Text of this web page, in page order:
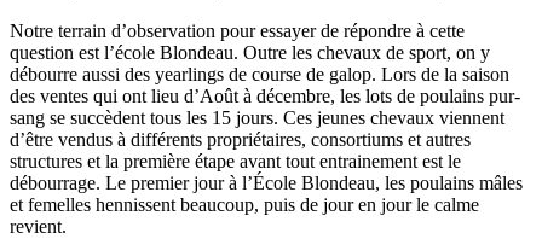
Notre terrain d’observation pour essayer de répondre à cette
question est l’école Blondeau. Outre les chevaux de sport, on y
débourre aussi des yearlings de course de galop. Lors de la saison
des ventes qui ont lieu d’Août à décembre, les lots de poulains pur-
sang se succèdent tous les 15 jours. Ces jeunes chevaux viennent
d’être vendus à différents propriétaires, consortiums et autres
structures et la première étape avant tout entrainement est le
débourrage. Le premier jour à l’École Blondeau, les poulains mâles
et femelles hennissent beaucoup, puis de jour en jour le calme
revient.